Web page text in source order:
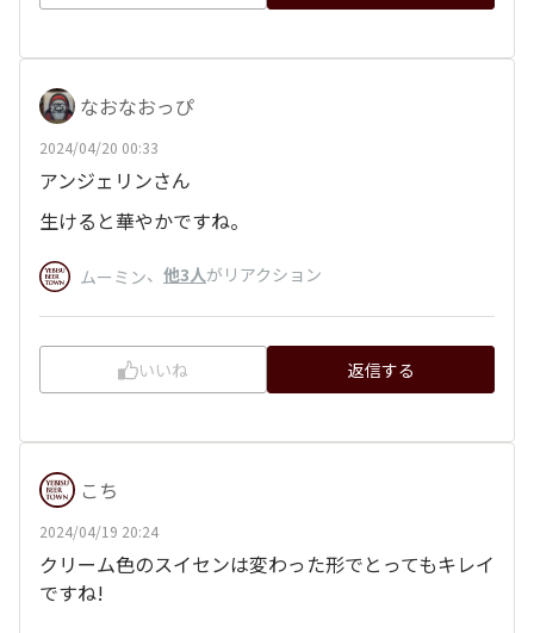
なおなおっぴ
2024/04/20 00:33
アンジェリンさん
生けると華やかですね。
ムーミン、 他3人がリアクション
いいね 返信する
こち
2024/04/19 20:24
クリーム色のスイセンは変わった形でとってもキレイ
ですね!